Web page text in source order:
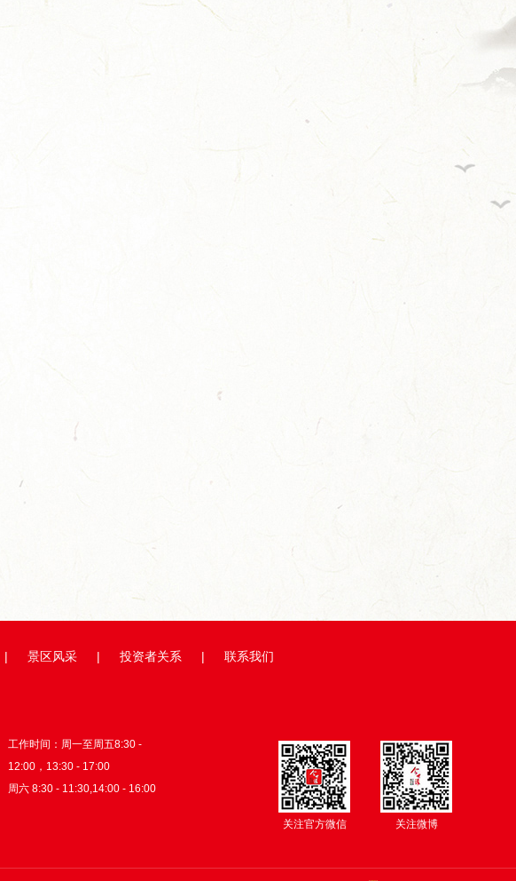
| 景区风采 | 投资者关系 | 联系我们
工作时间：周一至周五8:30 -
12:00，13:30 - 17:00
周六 8:30 - 11:30,14:00 - 16:00
关注官方微信
关注微博